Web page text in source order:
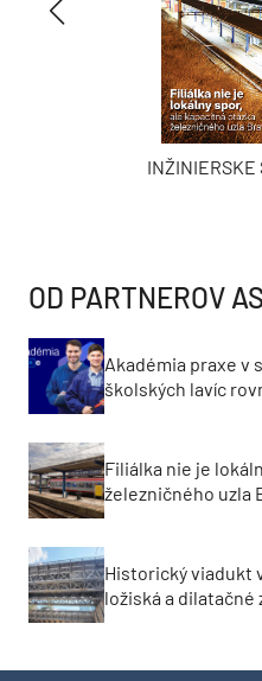
INŽINIERSKE
OD PARTNEROV
Akadémia praxe v
školských lavíc
Filiálka nie je
železničného uzla
Historický viadukt
ložiská a dilatačné